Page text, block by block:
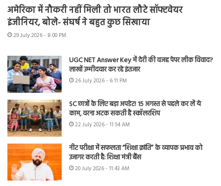
अमेरिका में नौकरी नहीं मिली तो भारत लौटे सॉफ्टवेयर
इंजीनियर, बोले- संघर्ष ने बहुत कुछ सिखाया
29 July 2026 - 8:00 PM
UGC NET Answer Key में देरी की वजह पेपर लीक विवाद?
लाखों उम्मीदवार कर रहे इंतजार
26 July 2026 - 6:11 PM
SC छात्रों के लिए बड़ा अपडेट! 15 अगस्त से पहले कर लें ये
काम, वरना अटक सकती है स्कॉलरशिप
22 July 2026 - 11:54 AM
नीट परीक्षा में सफलता “शिक्षा क्रांति” के व्यापक प्रभाव को
उजागर करती है: शिक्षा मंत्री बैंस
20 July 2026 - 11:43 AM